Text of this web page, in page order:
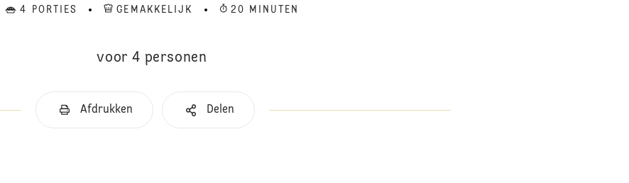
4 PORTIES GEMAKKELIJK 20 MINUTEN
voor 4 personen
Afdrukken Delen